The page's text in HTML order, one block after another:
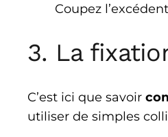
Coupez
3. La
C’est ici que savoir
utiliser de simples